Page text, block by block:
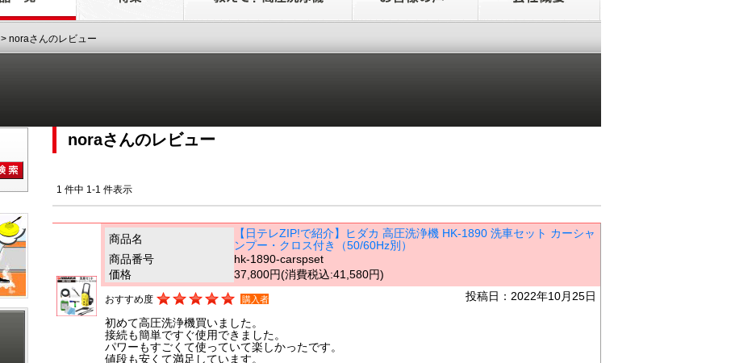
> noraさんのレビュー
noraさんのレビュー
1 件中 1-1 件表示
商品名
【日テレZIP!で紹介】ヒダカ 高圧洗浄機 HK-1890 洗車セット カーシャ
ンプー・クロス付き（50/60Hz別）
商品番号
hk-1890-carspset
価格
37,800円(消費税込:41,580円)
投稿日：2022年10月25日
おすすめ度 購入者
初めて高圧洗浄機買いました。
接続も簡単ですぐ使用できました。
パワーもすごくて使っていて楽しかったです。
値段も安くて満足しています。